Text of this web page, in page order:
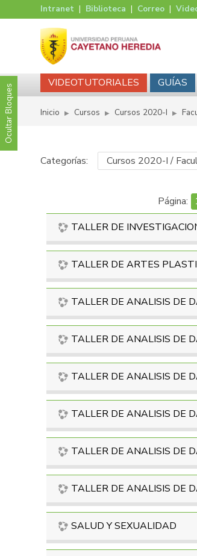
Intranet | Biblioteca | Correo |
VIDEOTUTORIALES GUÍAS
Inicio ▶︎ Cursos ▶︎ Cursos 2020-I ▶︎
Categorías:
Página:
TALLER DE
TALLER DE ARTES
TALLER DE ANALISIS DE
TALLER DE ANALISIS DE
TALLER DE ANALISIS DE
TALLER DE ANALISIS DE
TALLER DE ANALISIS DE
TALLER DE ANALISIS DE
SALUD Y SEXUALIDAD
Ocultar Bloques